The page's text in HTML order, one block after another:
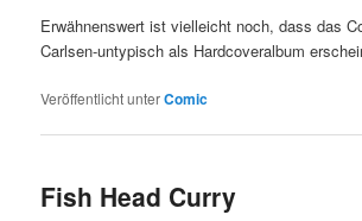
Erwähnenswert ist vielleicht noch, dass das
Carlsen-untypisch als Hardcoveralbum
Veröffentlicht unterComic
Fish Head Curry